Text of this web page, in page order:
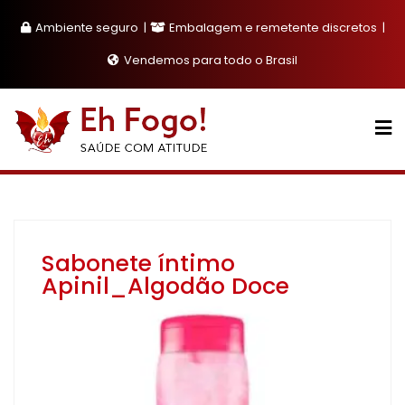
Ambiente seguro
Embalagem e remetente discretos
Vendemos para todo o Brasil
Sabonete íntimo
Apinil_Algodão Doce